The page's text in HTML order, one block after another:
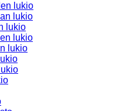
lukio
lukio
lukio
lukio
lukio